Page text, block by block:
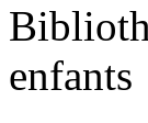
enfants